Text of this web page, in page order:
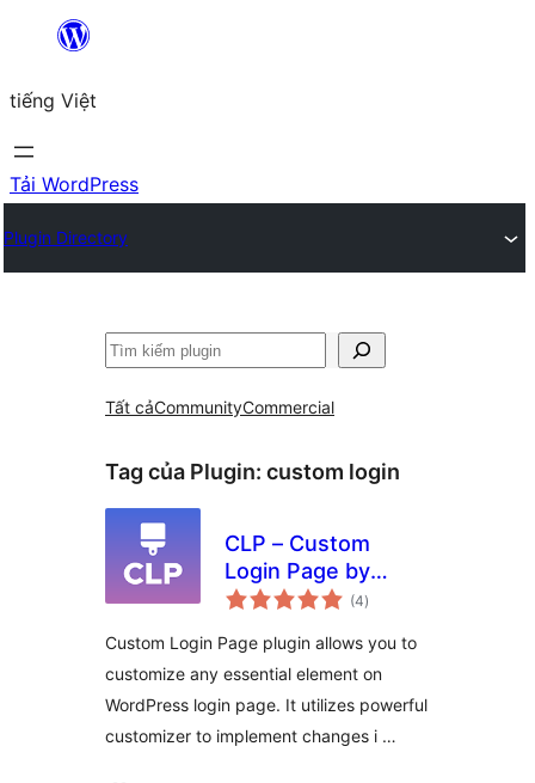
Chuyển
phần
nội
dung
tiếng Việt
Tải WordPress
Plugin Directory
Tìm
Tất cảCommunityCommercial
Tag của Plugin: custom login
CLP – Custom
Login Page by
NiteoThemes
(4tổng
đánh
)
Custom Login Page plugin allows you to
customize any essential element on
WordPress login page. It utilizes powerful
customizer to implement changes i …